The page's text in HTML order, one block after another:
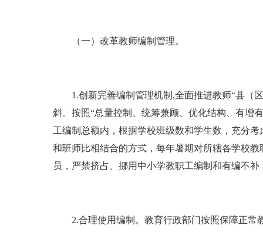
（一）改革教师编制管理。
1.创新完善编制管理机制,全面推进教师“县（区
斜。按照“总量控制、统筹兼顾、优化结构、有增
工编制总额内，根据学校班级数和学生数，充分
和班师比相结合的方式，每年暑期对所辖各学校
员，严禁挤占、挪用中小学教职工编制和有编不
2.合理使用编制。教育行政部门按照保障正常